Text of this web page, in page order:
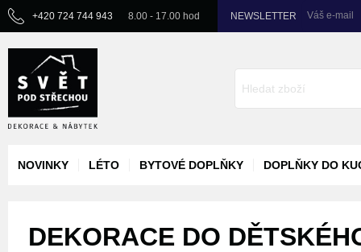
+420 724 744 943 8.00 - 17.00 hod NEWSLETTER Váš e-mail
NOVINKY LÉTO BYTOVÉ DOPLŇKY DOPLŇKY DO
DEKORACE DO